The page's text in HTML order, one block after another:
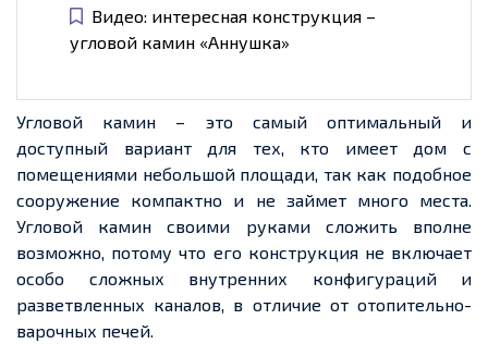
Видео: интересная конструкция –
угловой камин «Аннушка»
Угловой камин – это самый оптимальныйи
доступный вариант для тех, кто имеет дом с
помещениями небольшой площади, так как подобное
сооружение компактно и не займетмного места.
Угловой камин своими руками сложить вполне
возможно, потому что его конструкция не включает
особо сложных внутренних конфигураций и
разветвленных каналов, в отличие от отопительно-
варочных печей.